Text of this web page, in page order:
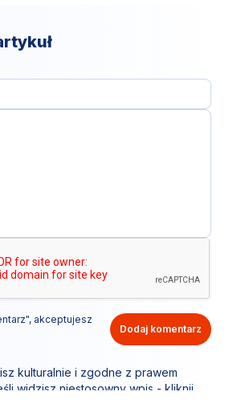
akceptujesz
Dodaj komentarz
kulturalnie i zgodne z prawem
widzisz niestosowny wpis - kliknij